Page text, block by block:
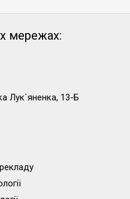
мережах:
Лук`яненка, 13-Б